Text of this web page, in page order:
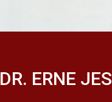
DR. ERNE